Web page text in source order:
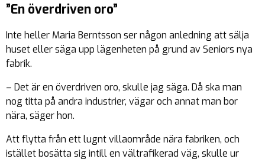
”En överdriven oro”
Inte heller Maria Berntsson ser någon anledning att sälja
huset eller säga upp lägenheten på grund av Seniors nya
fabrik.
– Det är en överdriven oro, skulle jag säga. Då ska man
nog titta på andra industrier, vägar och annat man bor
nära, säger hon.
Att flytta från ett lugnt villaområde nära fabriken, och
istället bosätta sig intill en vältrafikerad väg, skulle ur